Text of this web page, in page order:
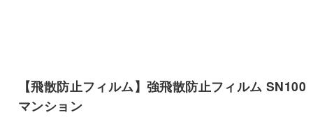
【飛散防止フィルム】強飛散防止フィルム SN100
マンション